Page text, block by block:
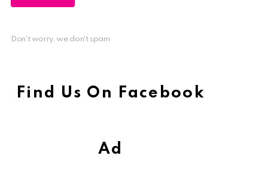
Don't worry, we don't spam
Find Us On Facebook
Ad